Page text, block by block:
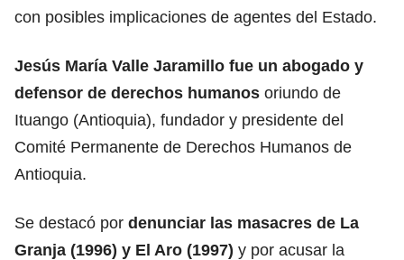
con posibles implicaciones de agentes del Estado.
Jesús María Valle Jaramillo fue un abogado y
defensor de derechos humanos oriundo de
Ituango (Antioquia), fundador y presidente del
Comité Permanente de Derechos Humanos de
Antioquia.
Se destacó por denunciar las masacres de La
Granja (1996) y El Aro (1997) y por acusar la